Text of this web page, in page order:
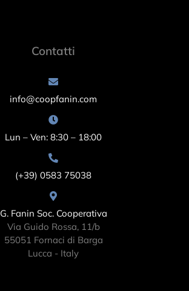
Contatti
info@coopfanin.com
Lun – Ven: 8:30 – 18:00
(+39) 0583 75038
G. Fanin Soc. Cooperativa
Via Guido Rossa, 11/b
55051 Fornaci di Barga
Lucca - Italy